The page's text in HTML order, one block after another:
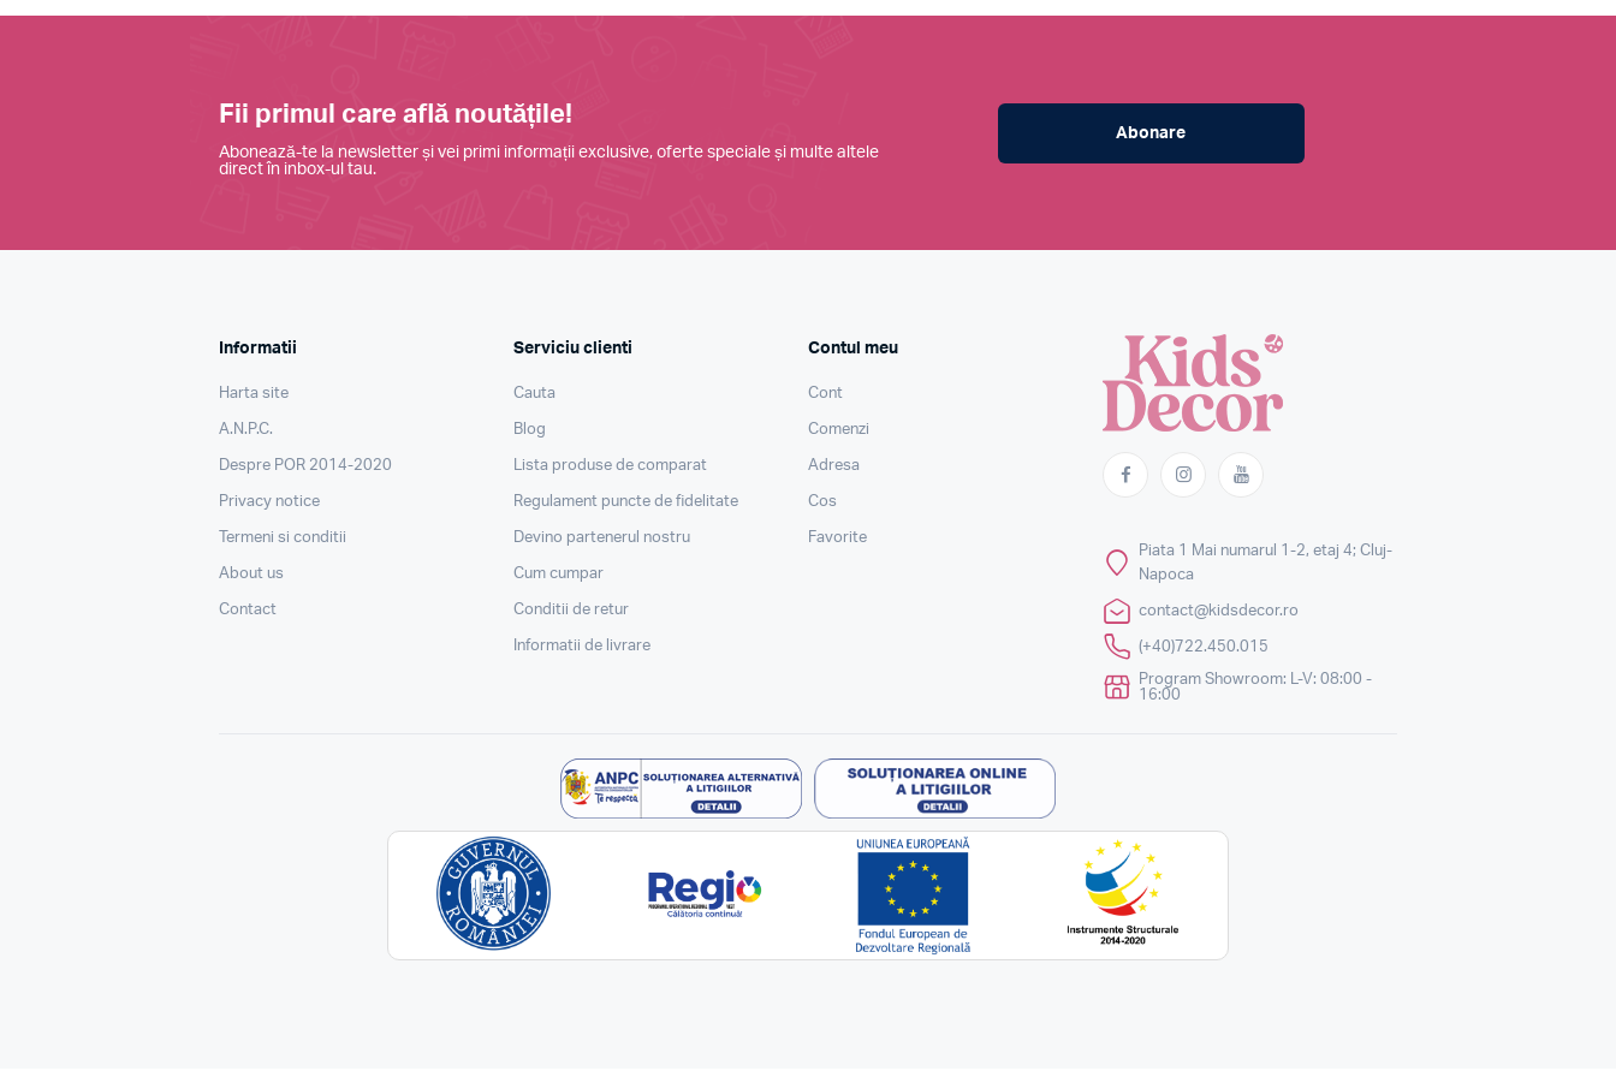
Fii primul care află noutățile!
Abonează-te la newsletter și vei primi informații exclusive, oferte speciale și multe altele
direct în inbox-ul tau.
Abonare
Informatii
Harta site
A.N.P.C.
Despre POR 2014-2020
Privacy notice
Termeni si conditii
About us
Contact
Serviciu clienti
Cauta
Blog
Lista produse de comparat
Regulament puncte de fidelitate
Devino partenerul nostru
Cum cumpar
Conditii de retur
Informatii de livrare
Contul meu
Cont
Comenzi
Adresa
Cos
Favorite
Piata 1 Mai numarul 1-2, etaj 4; Cluj-
Napoca
contact@kidsdecor.ro
(+40)722.450.015
Program Showroom: L-V: 08:00 -
16:00